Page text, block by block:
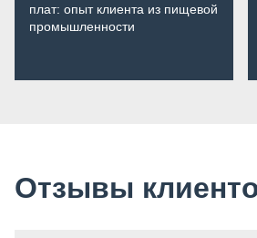
плат: опыт клиента из пищевой
промышленности
Отзывы